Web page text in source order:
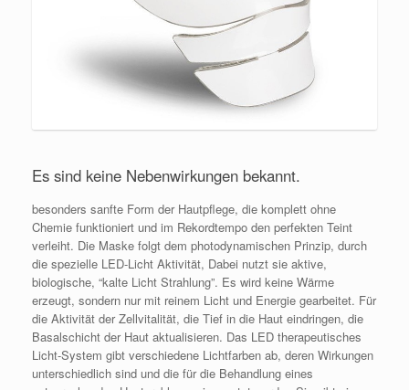
Es sind keine Nebenwirkungen bekannt.
besonders sanfte Form der Hautpflege, die komplett ohne
Chemie funktioniert und im Rekordtempo den perfekten Teint
verleiht. Die Maske folgt dem photodynamischen Prinzip, durch
die spezielle LED-Licht Aktivität, Dabei nutzt sie aktive,
biologische, “kalte Licht Strahlung”. Es wird keine Wärme
erzeugt, sondern nur mit reinem Licht und Energie gearbeitet. Für
die Aktivität der Zellvitalität, die Tief in die Haut eindringen, die
Basalschicht der Haut aktualisieren. Das LED therapeutisches
Licht-System gibt verschiedene Lichtfarben ab, deren Wirkungen
unterschiedlich sind und die für die Behandlung eines